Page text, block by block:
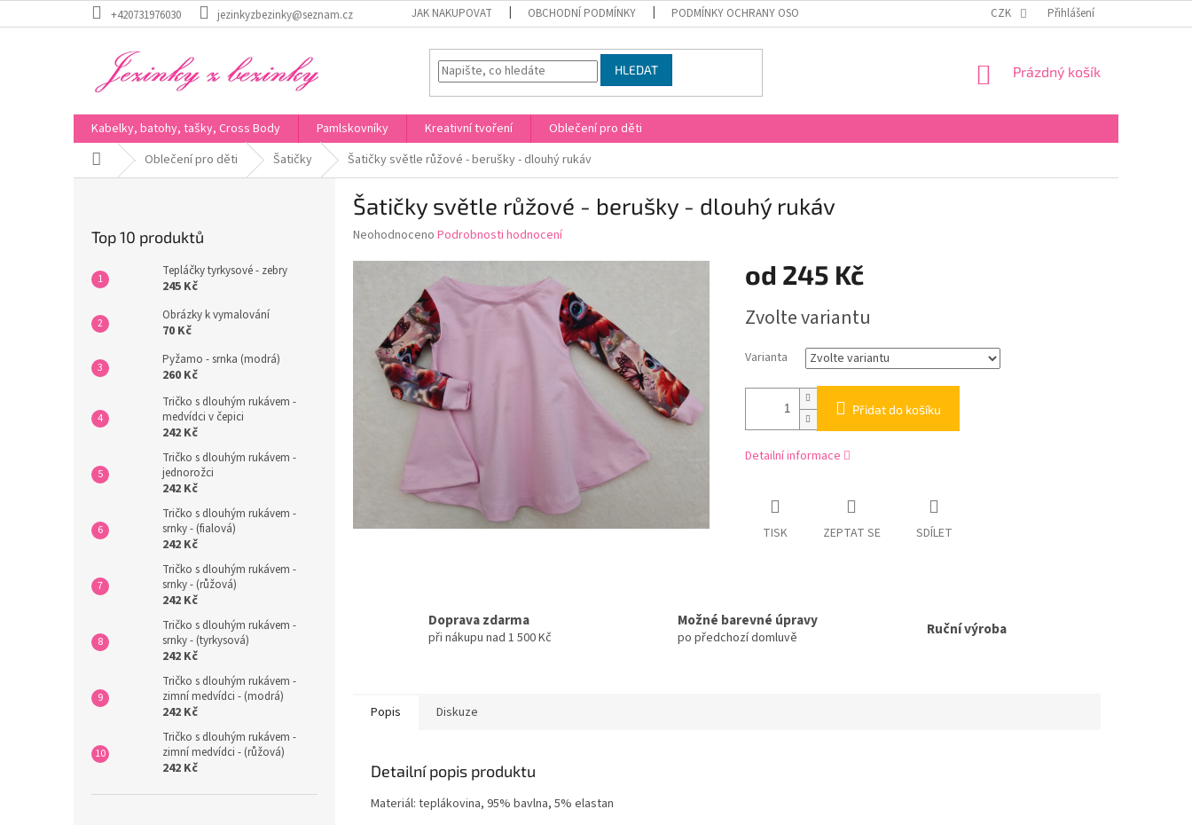
na
+420731976030 jezinkyzbezinky@seznam.cz JAK NAKUPOVAT OBCHODNÍ PODMÍNKY PODMÍNKY OCHRANY OSOBNÍCH ÚDAJŮ REKLAMAČNÍ ŘÁD
CZK Přihlášení
HLEDAT
NÁKUPNÍ
Prázdný košík
Kabelky, batohy, tašky, Cross Body Pamlskovníky Kreativní tvoření
Oblečení pro děti
Domů Oblečení pro děti Šatičky Šatičky světle růžové - berušky - dlouhý rukáv
Top 10 produktů
Tepláčky tyrkysové - zebry
245 Kč
Obrázky k vymalování
70 Kč
Pyžamo - srnka (modrá)
260 Kč
Tričko s dlouhým rukávem -
medvídci v čepici
242 Kč
Tričko s dlouhým rukávem -
jednorožci
242 Kč
Tričko s dlouhým rukávem -
srnky - (fialová)
242 Kč
Tričko s dlouhým rukávem -
srnky - (růžová)
242 Kč
Tričko s dlouhým rukávem -
srnky - (tyrkysová)
242 Kč
Tričko s dlouhým rukávem -
zimní medvídci - (modrá)
242 Kč
Tričko s dlouhým rukávem -
zimní medvídci - (růžová)
242 Kč
Šatičky světle růžové - berušky - dlouhý rukáv
Průměrné
hvězdiček.
Neohodnoceno Podrobnosti hodnocení
od 245 Kč
cena:
Zvolte variantu
Varianta
Přidat do košíku
Detailní informace
TISK ZEPTAT SE SDÍLET
Doprava zdarma
při nákupu nad 1 500 Kč
Možné barevné úpravy
po předchozí domluvě Ruční výroba
Popis Diskuze
Detailní popis produktu
Materiál: teplákovina, 95% bavlna, 5% elastan